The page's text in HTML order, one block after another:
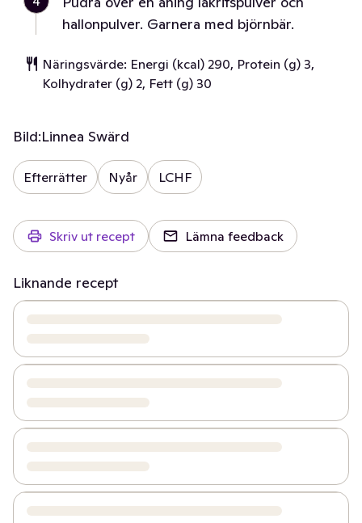
hallonpulver. Garnera med björnbär.
Näringsvärde: Energi (kcal) 290, Protein (g) 3,
Kolhydrater (g) 2, Fett (g) 30
Bild:Linnea Swärd
Efterrätter Nyår LCHF
Skriv ut recept Lämna feedback
Liknande recept